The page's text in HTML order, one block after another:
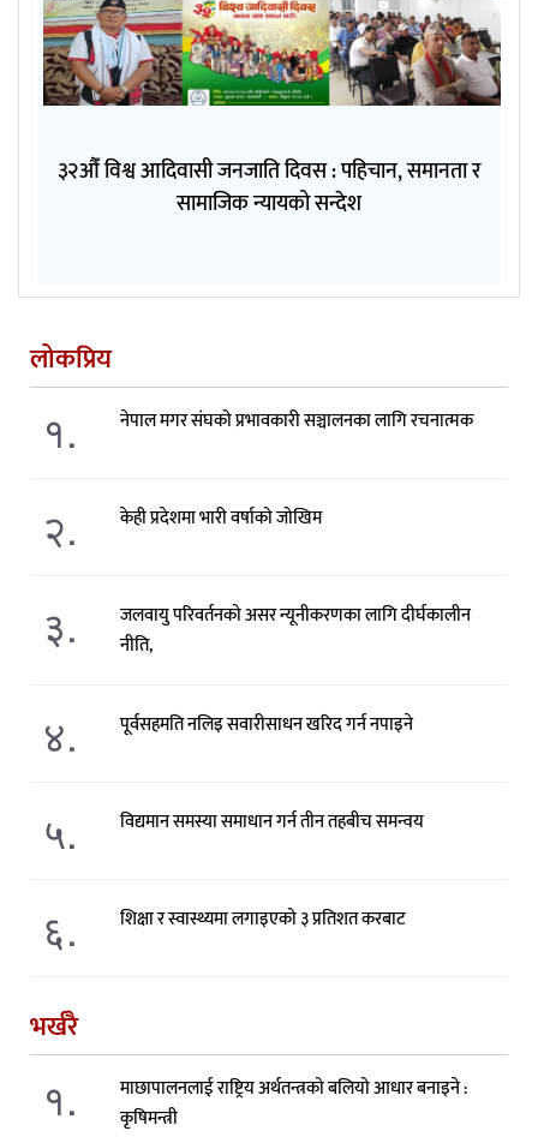
३२औँ विश्व आदिवासी जनजाति दिवस : पहिचान, समानता र
सामाजिक न्यायको सन्देश
लोकप्रिय
१. नेपाल मगर संघको प्रभावकारी सञ्चालनका लागि रचनात्मक
२. केही प्रदेशमा भारी वर्षाको जोखिम
३.
जलवायु परिवर्तनको असर न्यूनीकरणका लागि दीर्घकालीन
नीति,
४. पूर्वसहमति नलिइ सवारीसाधन खरिद गर्न नपाइने
५. विद्यमान समस्या समाधान गर्न तीन तहबीच समन्वय
६. शिक्षा र स्वास्थ्यमा लगाइएको ३ प्रतिशत करबाट
भर्खरै
१.
माछापालनलाई राष्ट्रिय अर्थतन्त्रको बलियो आधार बनाइने :
कृषिमन्त्री